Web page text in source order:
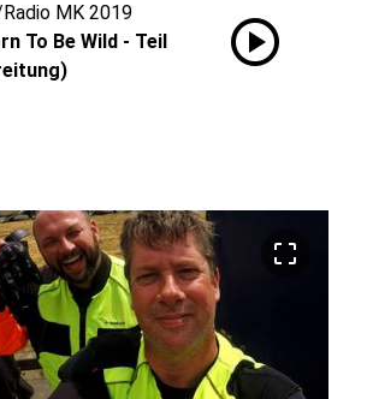
Radio MK 2019
To Be Wild - Teil
play_circle
crop_free